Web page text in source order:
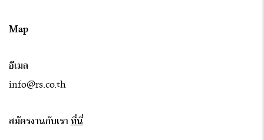
Map
อีเมล
info@rs.co.th
สมัครงานกับเรา ที่นี่